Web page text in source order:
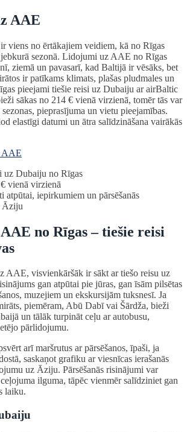
AAE
viens no ērtākajiem veidiem, kā no Rīgas
sezonā. Lidojumi uz AAE no Rīgas
ziemā un pavasarī, kad Baltijā ir vēsāks, bet
ir patīkams klimats, plašas pludmales un
pieejami tiešie reisi uz Dubaiju ar airBaltic
sākas no 214 € vienā virzienā, tomēr tās var
pieprasījuma un vietu pieejamības.
elastīgi datumi un ātra salīdzināšana vairākās
AAE
uz Dubaiju no Rīgas
vienā virzienā
atpūtai, iepirkumiem un pārsēšanās
Āziju
no Rīgas – tiešie reisi
AAE, visvienkāršāk ir sākt ar tiešo reisu uz
gan atpūtai pie jūras, gan īsām pilsētas
muzejiem un ekskursijām tuksnesī. Ja
piemēram, Abū Dabī vai Šārdža, bieži
un tālāk turpināt ceļu ar autobusu,
pārlidojumu.
arī maršrutus ar pārsēšanos, īpaši, ja
saskaņot grafiku ar viesnīcas ierašanās
uz Āziju. Pārsēšanās risinājumi var
ilguma, tāpēc vienmēr salīdziniet gan
laiku.